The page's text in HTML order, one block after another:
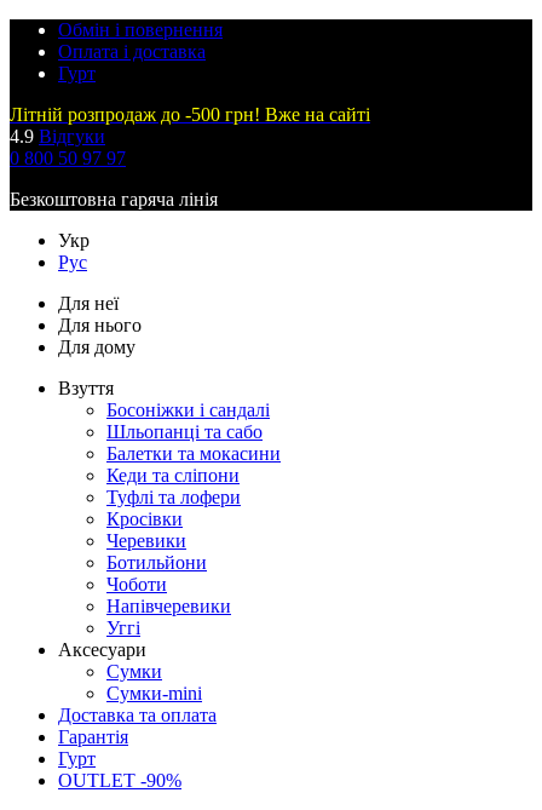
Обмін і повернення
Оплата і доставка
Гурт
Літній розпродаж до -500 грн! Вже на сайті
4.9 Відгуки
0 800 50 97 97
Безкоштовна гаряча лінія
Укр
Рус
Для неї
Для нього
Для дому
Взуття
Босоніжки і сандалі
Шльопанці та сабо
Балетки та мокасини
Кеди та сліпони
Туфлі та лофери
Кросівки
Черевики
Ботильйони
Чоботи
Напівчеревики
Уггі
Аксесуари
Сумки
Сумки-mini
Доставка та оплата
Гарантія
Гурт
OUTLET -90%